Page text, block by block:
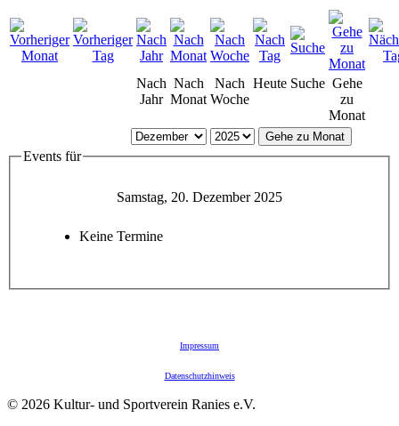
Nach
Jahr
Nach
Monat
Nach
Woche
Heute Suche Gehe
zu
Monat
Gehe zu Monat
Events für
Samstag, 20. Dezember 2025
Keine Termine
Impressum
Datenschutzhinweis
© 2026 Kultur- und Sportverein Ranies e.V.